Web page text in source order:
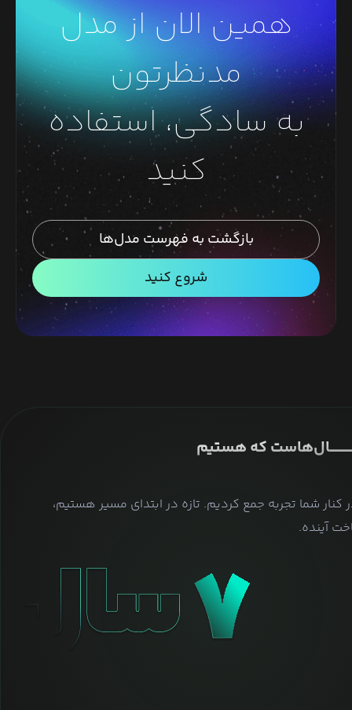
همین الان از مدل
مدنظرتون
به سادگی، استفاده
کنید
بازگشت به فهرست مدل‌ها
شروع کنید
که هستیم
کنار شما تجربه جمع کردیم. تازه در ابتدای مسیر هستیم،
آینده.